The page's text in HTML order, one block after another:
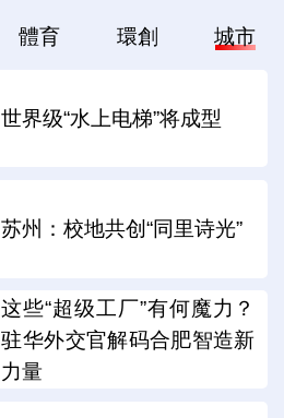
體育 環創 城市
世界级“水上电梯”将成型
苏州：校地共创“同里诗光”
这些“超级工厂”有何魔力？
驻华外交官解码合肥智造新
力量